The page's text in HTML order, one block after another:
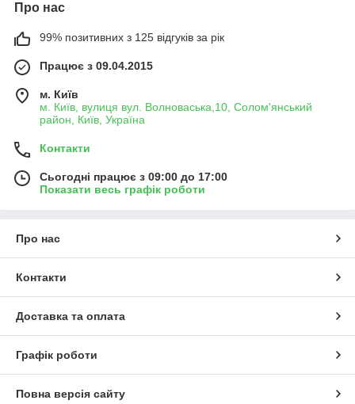
Про нас
99% позитивних з 125 відгуків за рік
Працює з 09.04.2015
м. Київ
м. Київ, вулиця вул. Волноваська,10, Солом'янський
район, Київ, Україна
Контакти
Сьогодні працює з 09:00 до 17:00
Показати весь графік роботи
Про нас
Контакти
Доставка та оплата
Графік роботи
Повна версія сайту